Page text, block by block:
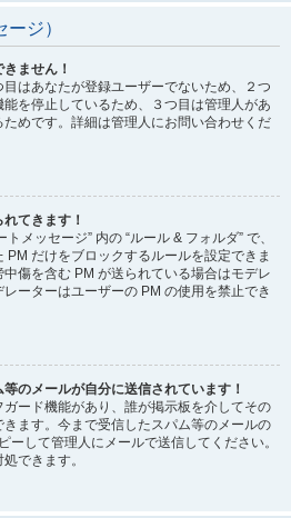
ジ）
ません！
はあなたが登録ユーザーでないため、２つ
を停止しているため、３つ目は管理人があ
めです。詳細は管理人にお問い合わせくだ
てきます！
メッセージ” 内の “ルール & フォルダ” で、
だけをブロックするルールを設定できま
傷を含む PM が送られている場合はモデレ
ーターはユーザーの PM の使用を禁止でき
のメールが自分に送信されています！
ード機能があり、誰が掲示板を介してその
ます。今まで受信したスパム等のメールの
ーして管理人にメールで送信してください。
できます。